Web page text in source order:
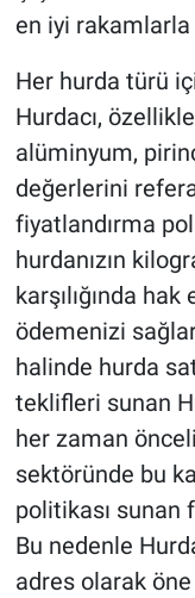
en iyi rakamlarla
Her hurda türü
Hurdacı,
alüminyum,
değerlerini
fiyatlandırma
hurdanızın
karşılığında
ödemenizi
halinde hurda
teklifleri sunan
her zaman
sektöründe bu
politikası sunan
Bu nedenle
adres olarak öne